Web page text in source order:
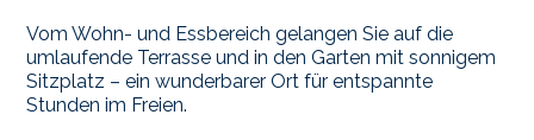
Vom Wohn- und Essbereich gelangen Sie auf die
umlaufende Terrasse und in den Garten mit sonnigem
Sitzplatz – ein wunderbarer Ort für entspannte
Stunden im Freien.